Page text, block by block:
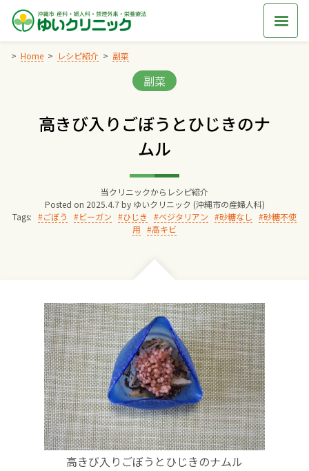
Skip
content
Home レシピ紹介 副菜
Categories:
副菜
高きび入りごぼうとひじきのナ
ムル
当クリニックからレシピ紹介
Posted on 2025.4.7 by ゆいクリニック (沖縄市の産婦人科)
Tags:
ごぼう ビーガン ひじき ベジタリアン 砂糖なし
砂糖不使
用
高キビ
高きび入りごぼうとひじきのナムル
交通アクセス
院長からのごあいさつ
ゆいクリニックの経営理念
診療料金
お産について
親と子の結びつき支援
母乳育児
予防接種